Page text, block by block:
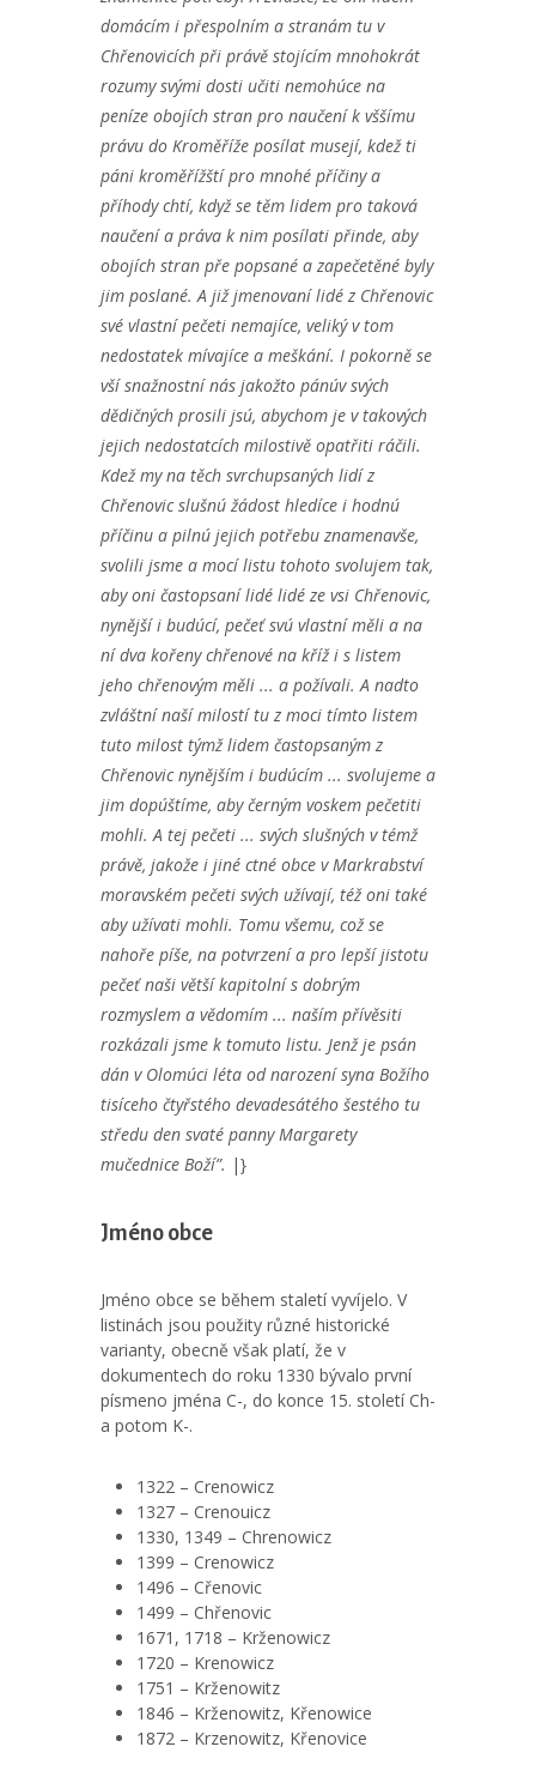
domácím i přespolním a stranám tu v
Chřenovicích při právě stojícím mnohokrát
rozumy svými dosti učiti nemohúce na
peníze obojích stran pro naučení k vššímu
právu do Kroměříže posílat musejí, kdež ti
páni kroměřížští pro mnohé příčiny a
příhody chtí, když se těm lidem pro taková
naučení a práva k nim posílati přinde, aby
obojích stran pře popsané a zapečetěné byly
jim poslané. A již jmenovaní lidé z Chřenovic
své vlastní pečeti nemajíce, veliký v tom
nedostatek mívajíce a meškání. I pokorně se
vší snažnostní nás jakožto pánúv svých
dědičných prosili jsú, abychom je v takových
jejich nedostatcích milostivě opatřiti ráčili.
Kdež my na těch svrchupsaných lidí z
Chřenovic slušnú žádost hledíce i hodnú
příčinu a pilnú jejich potřebu znamenavše,
svolili jsme a mocí listu tohoto svolujem tak,
aby oni častopsaní lidé lidé ze vsi Chřenovic,
nynější i budúcí, pečeť svú vlastní měli a na
ní dva kořeny chřenové na kříž i s listem
jeho chřenovým měli ... a požívali. A nadto
zvláštní naší milostí tu z moci tímto listem
tuto milost týmž lidem častopsaným z
Chřenovic nynějším i budúcím ... svolujeme a
jim dopúštíme, aby černým voskem pečetiti
mohli. A tej pečeti ... svých slušných v témž
právě, jakože i jiné ctné obce v Markrabství
moravském pečeti svých užívají, též oni také
aby užívati mohli. Tomu všemu, což se
nahoře píše, na potvrzení a pro lepší jistotu
pečeť naši větší kapitolní s dobrým
rozmyslem a vědomím ... naším přívěsiti
rozkázali jsme k tomuto listu. Jenž je psán
dán v Olomúci léta od narození syna Božího
tisíceho čtyřstého devadesátého šestého tu
středu den svaté panny Margarety
mučednice Boží”. |}
Jméno obce
Jméno obce se během staletí vyvíjelo. V
listinách jsou použity různé historické
varianty, obecně však platí, že v
dokumentech do roku 1330 bývalo první
písmeno jména C-, do konce 15. století Ch-
a potom K-.
1322 – Crenowicz
1327 – Crenouicz
1330, 1349 – Chrenowicz
1399 – Crenowicz
1496 – Cřenovic
1499 – Chřenovic
1671, 1718 – Krženowicz
1720 – Krenowicz
1751 – Krženowitz
1846 – Krženowitz, Křenowice
1872 – Krzenowitz, Křenovice